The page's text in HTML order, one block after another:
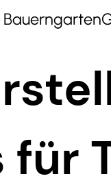
Bauerngarten
für